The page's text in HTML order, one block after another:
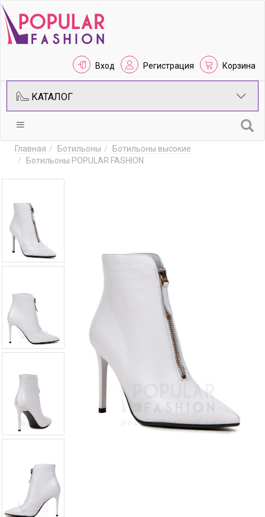
Вход Регистрация Корзина
КАТАЛОГ
Главная Ботильоны
Ботильоны высокие
Ботильоны POPULAR FASHION